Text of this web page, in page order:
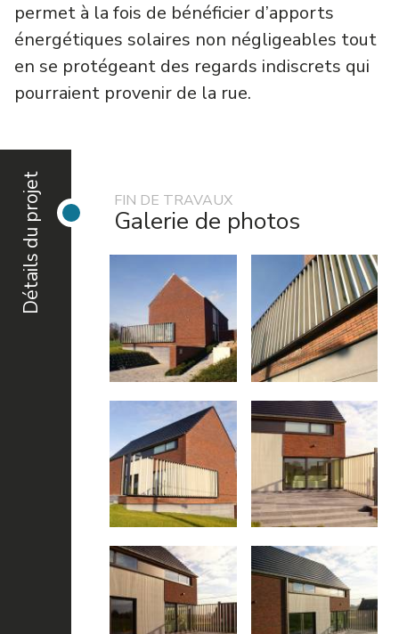
permet à la fois de bénéficier d’apports
énergétiques solaires non négligeables tout
en se protégeant des regards indiscrets qui
pourraient provenir de la rue.
Détails du projet FIN DE TRAVAUX
Galerie de photos